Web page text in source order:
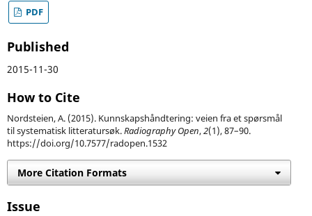
PDF
Published
2015-11-30
How to Cite
Nordsteien, A. (2015). Kunnskapshåndtering: veien fra et spørsmål
til systematisk litteratursøk.Radiography Open,2(1), 87–90.
https://doi.org/10.7577/radopen.1532
More Citation Formats
Issue